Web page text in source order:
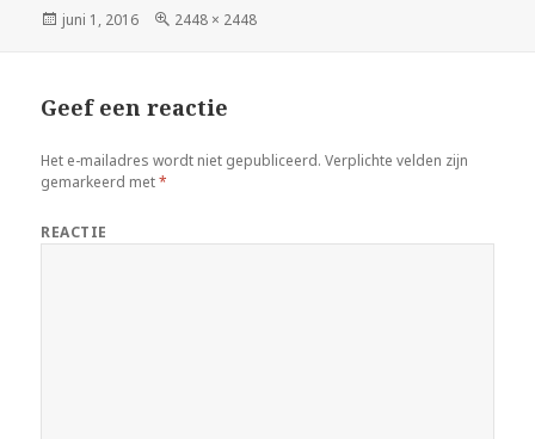
Geplaatst
juni 1, 2016
Volledige
2448 × 2448
Geef een reactie
Het e-mailadres wordt niet gepubliceerd. Verplichte velden zijn
gemarkeerd met*
REACTIE